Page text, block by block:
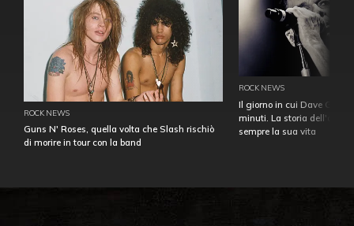
ROCK NEWS
Guns N' Roses, quella volta che Slash rischiò
di morire in tour con la band
ROCK NEWS
Il giorno in cui Dave
minuti. La storia
sempre la sua vita